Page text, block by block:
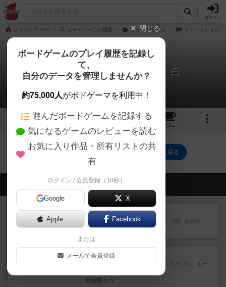
ログイン
ボドゲーマTOP ボードゲームの検索 フォントかるた フォントかるた
フォントかるた拡張パック 白
0件のリプレイ日記
2
カフェ
フォントかるた拡張パック 白のトップに戻る
会員の新しい投稿
レビュー ASL アクションパック#1
1997年にAvalon Hill社が出版した『ASL Action ...
チャオチャオ
３～４人でわいわい遊ぶのにちょうどいい。ルー
39分前 by S
閉じる
ボードゲームのプレイ履歴を記録し
て、
自分のデータを管理しませんか？
約75,000人がボドゲーマを利用中！
遊んだボードゲームを記録する
気になるゲームのレビューを読む
お気に入り作品・所有リストの共
有
ログイン / 会員登録（10秒）
Google X
Apple Facebook
または
メールで会員登録